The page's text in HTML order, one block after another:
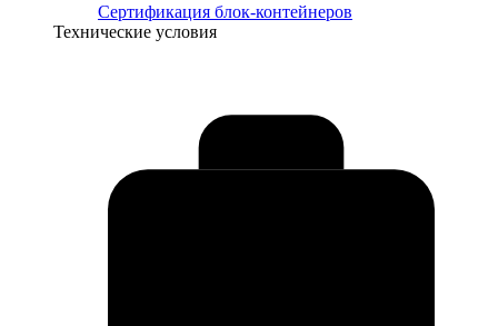
Сертификация блок-контейнеров
Технические условия